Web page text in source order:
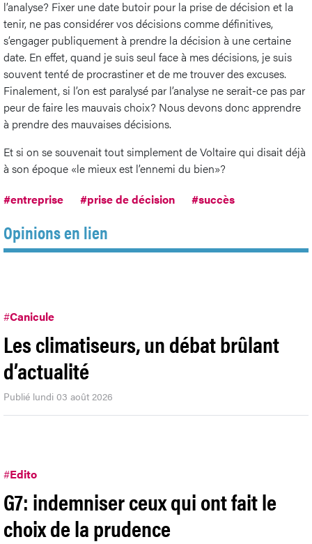
l’analyse? Fixer une date butoir pour la prise de décision et la
tenir, ne pas considérer vos décisions comme définitives,
s’engager publiquement à prendre la décision à une certaine
date. En effet, quand je suis seul face à mes décisions, je suis
souvent tenté de procrastiner et de me trouver des excuses.
Finalement, si l’on est paralysé par l’analyse ne serait-ce pas par
peur de faire les mauvais choix? Nous devons donc apprendre
à prendre des mauvaises décisions.
Et si on se souvenait tout simplement de Voltaire qui disait déjà
à son époque «le mieux est l’ennemi du bien»?
#entreprise
#prise de décision #succès
Opinions en lien
#Canicule
Les climatiseurs, un débat brûlant
d’actualité
Publié lundi 03 août 2026
#Edito
G7: indemniser ceux qui ont fait le
choix de la prudence